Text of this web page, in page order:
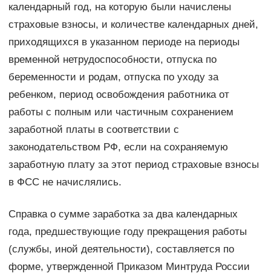
календарный год, на которую были начислены
страховые взносы, и количестве календарных дней,
приходящихся в указанном периоде на периоды
временной нетрудоспособности, отпуска по
беременности и родам, отпуска по уходу за
ребенком, период освобождения работника от
работы с полным или частичным сохранением
заработной платы в соответствии с
законодательством РФ, если на сохраняемую
заработную плату за этот период страховые взносы
в ФСС не начислялись.
Справка о сумме заработка за два календарных
года, предшествующие году прекращения работы
(службы, иной деятельности), составляется по
форме, утвержденной Приказом Минтруда России